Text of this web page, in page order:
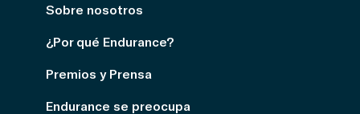
Sobre nosotros
¿Por qué Endurance?
Premios y Prensa
Endurance se preocupa